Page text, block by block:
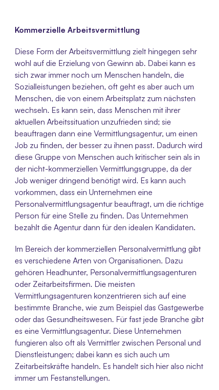
Kommerzielle Arbeitsvermittlung
Diese Form der Arbeitsvermittlung zielt hingegen sehr
wohl auf die Erzielung von Gewinn ab. Dabei kann es
sich zwar immer noch um Menschen handeln, die
Sozialleistungen beziehen, oft geht es aber auch um
Menschen, die von einem Arbeitsplatz zum nächsten
wechseln. Es kann sein, dass Menschen mit ihrer
aktuellen Arbeitssituation unzufrieden sind; sie
beauftragen dann eine Vermittlungsagentur, um einen
Job zu finden, der besser zu ihnen passt. Dadurch wird
diese Gruppe von Menschen auch kritischer sein als in
der nicht-kommerziellen Vermittlungsgruppe, da der
Job weniger dringend benötigt wird. Es kann auch
vorkommen, dass ein Unternehmen eine
Personalvermittlungsagentur beauftragt, um die richtige
Person für eine Stelle zu finden. Das Unternehmen
bezahlt die Agentur dann für den idealen Kandidaten.
Im Bereich der kommerziellen Personalvermittlung gibt
es verschiedene Arten von Organisationen. Dazu
gehören Headhunter, Personalvermittlungsagenturen
oder Zeitarbeitsfirmen. Die meisten
Vermittlungsagenturen konzentrieren sich auf eine
bestimmte Branche, wie zum Beispiel das Gastgewerbe
oder das Gesundheitswesen. Für fast jede Branche gibt
es eine Vermittlungsagentur. Diese Unternehmen
fungieren also oft als Vermittler zwischen Personal und
Dienstleistungen; dabei kann es sich auch um
Zeitarbeitskräfte handeln. Es handelt sich hier also nicht
immer um Festanstellungen.